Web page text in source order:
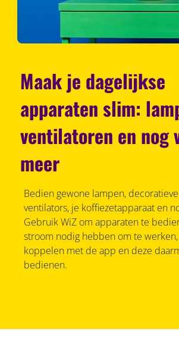
Maak je dagelijkse
apparaten slim:
ventilatoren en nog
meer
Bedien gewone lampen,
ventilators, je koffiezetapparaat en
Gebruik WiZ om apparaten te
stroom nodig hebben om te
koppelen met de app en deze
bedienen.